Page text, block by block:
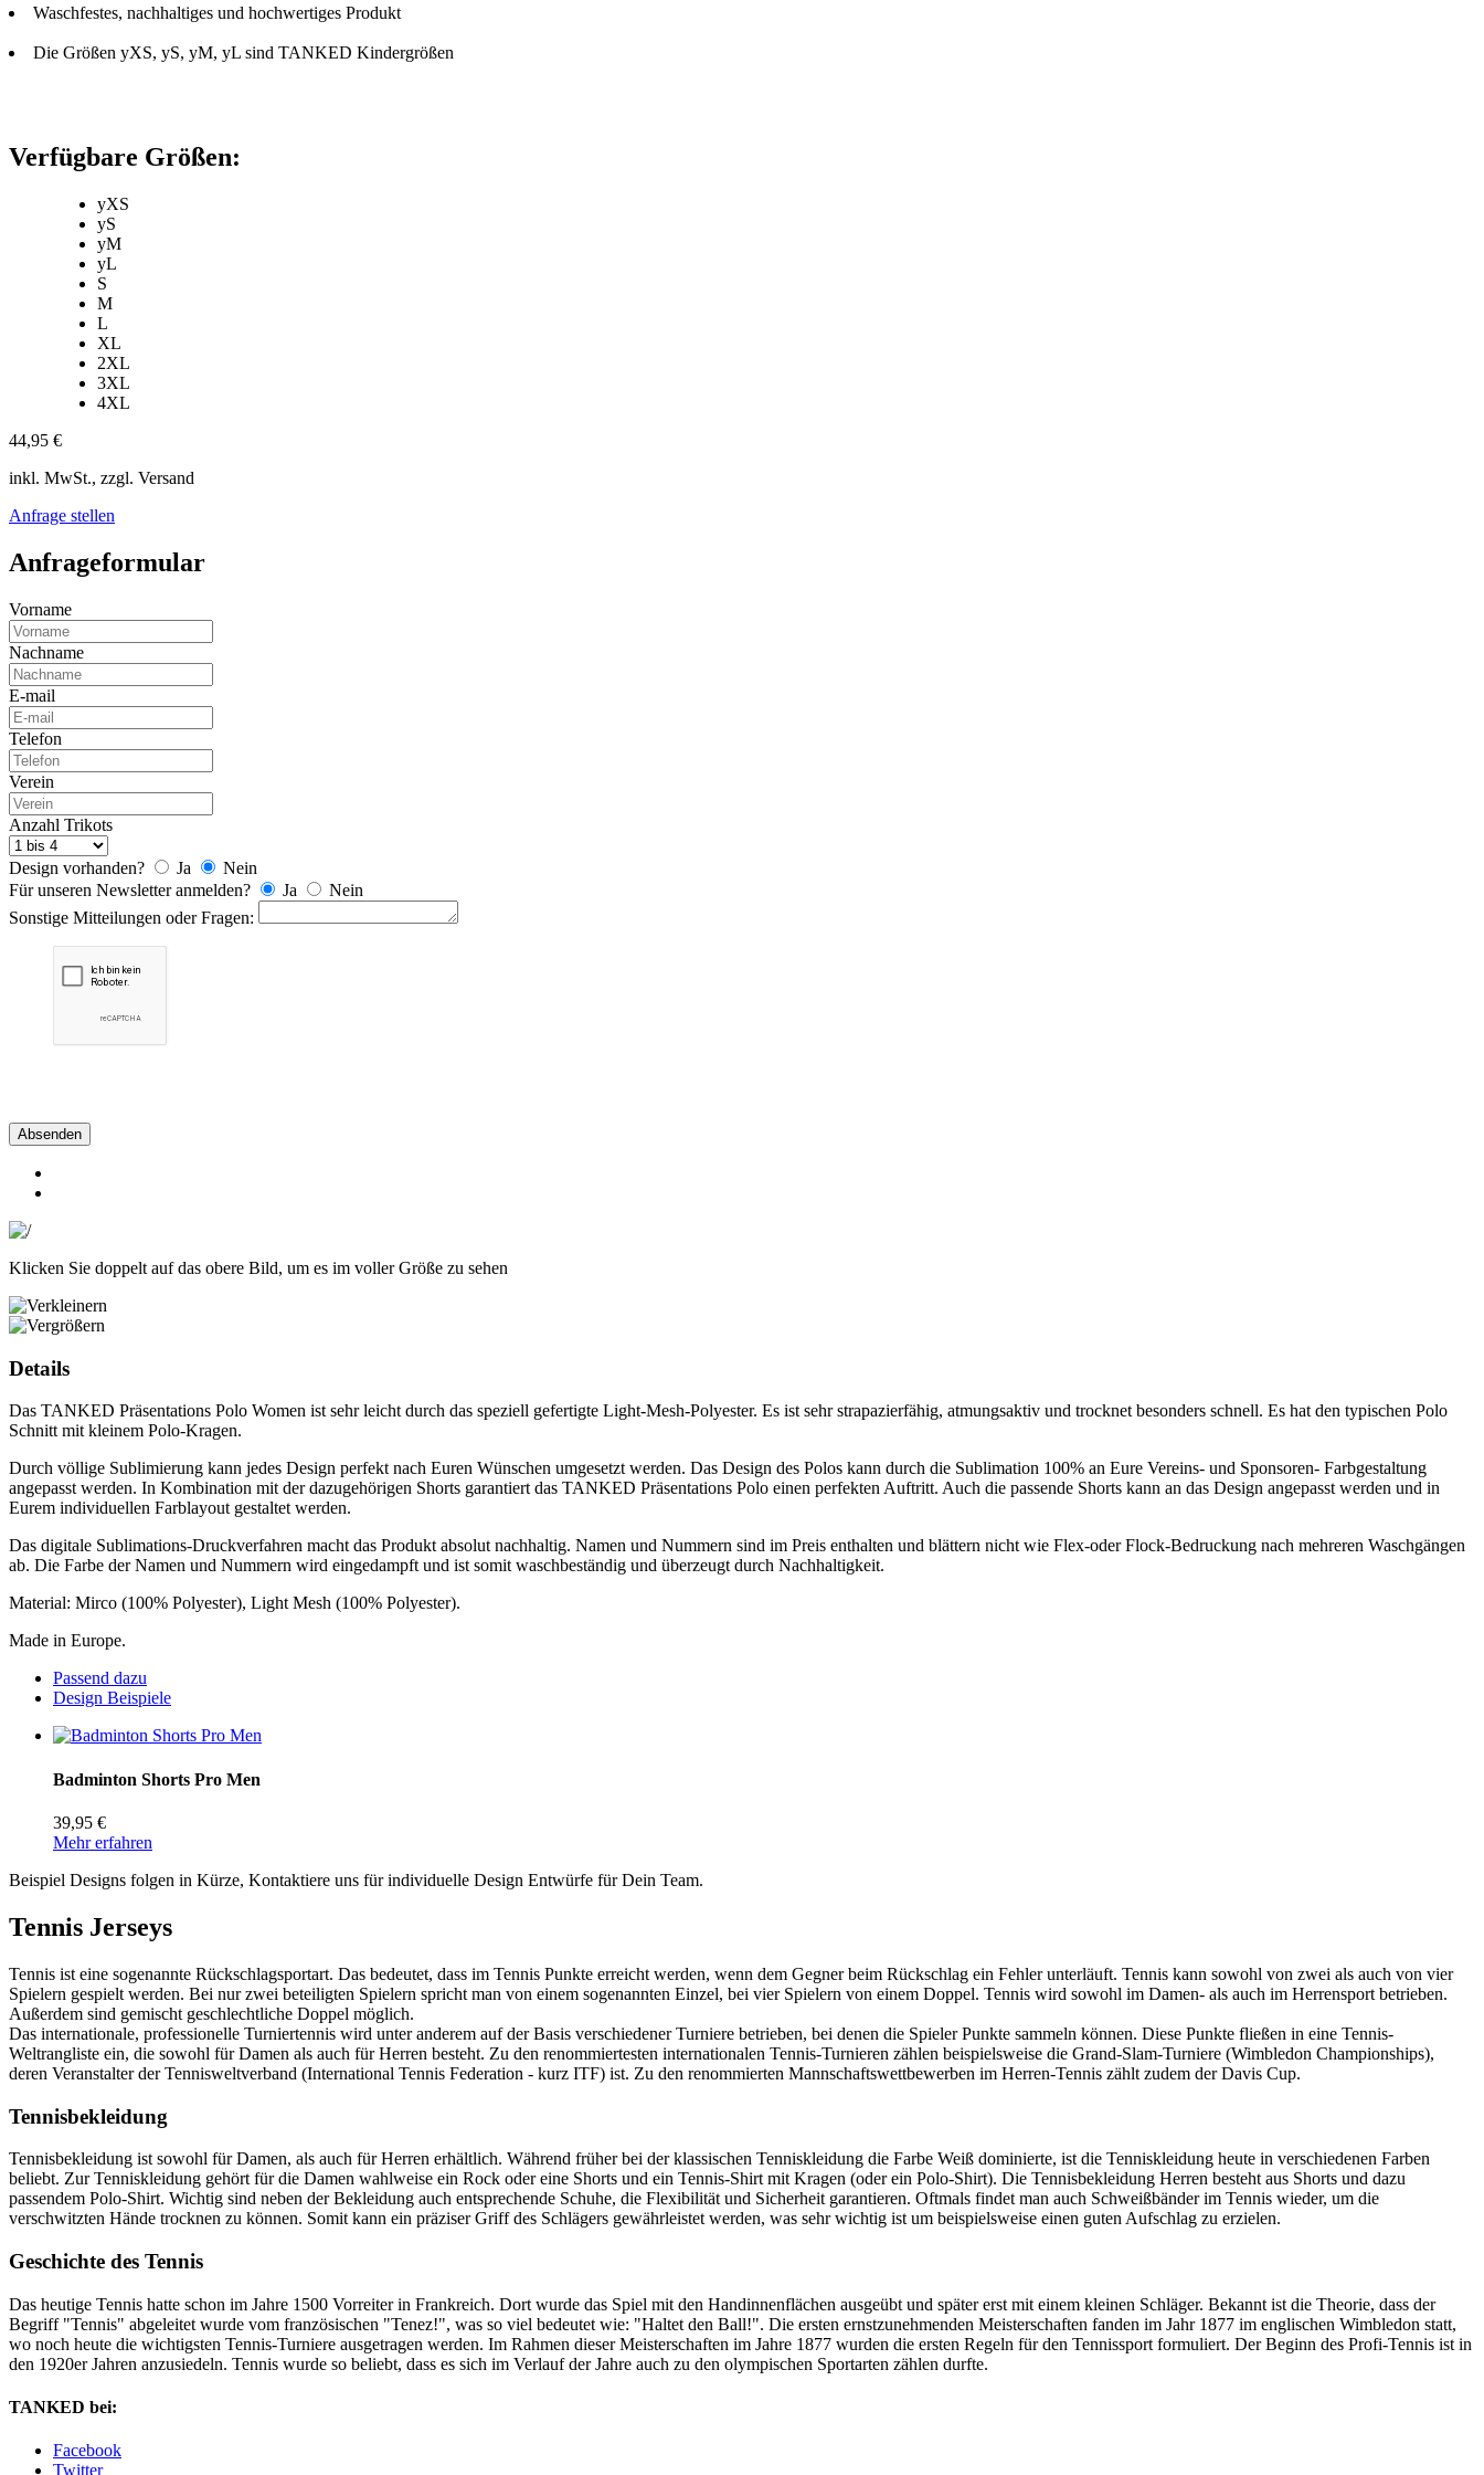
Waschfestes, nachhaltiges und hochwertiges Produkt
Die Größen yXS, yS, yM, yL sind TANKED Kindergrößen
Verfügbare Größen:
yXS
yS
yM
yL
S
M
L
XL
2XL
3XL
4XL
44,95 €
inkl. MwSt., zzgl. Versand
Anfrage stellen
Anfrageformular
Vorname
Nachname
E-mail
Telefon
Verein
Anzahl Trikots
Design vorhanden? Ja
Nein
Für unseren Newsletter anmelden?
Ja
Nein
Sonstige Mitteilungen oder Fragen:
Absenden
Klicken Sie doppelt auf das obere Bild, um es im voller Größe zu sehen
Details
Das TANKED Präsentations Polo Women ist sehr leicht durch das speziell gefertigte Light-Mesh-Polyester. Es ist sehr strapazierfähig, atmungsaktiv und trocknet besonders schnell. Es hat den typischen Polo
Schnitt mit kleinem Polo-Kragen.
Durch völlige Sublimierung kann jedes Design perfekt nach Euren Wünschen umgesetzt werden. Das Design des Polos kann durch die Sublimation 100% an Eure Vereins- und Sponsoren- Farbgestaltung
angepasst werden. In Kombination mit der dazugehörigen Shorts garantiert das TANKED Präsentations Polo einen perfekten Auftritt. Auch die passende Shorts kann an das Design angepasst werden und in
Eurem individuellen Farblayout gestaltet werden.
Das digitale Sublimations-Druckverfahren macht das Produkt absolut nachhaltig. Namen und Nummern sind im Preis enthalten und blättern nicht wie Flex-oder Flock-Bedruckung nach mehreren Waschgängen
ab. Die Farbe der Namen und Nummern wird eingedampft und ist somit waschbeständig und überzeugt durch Nachhaltigkeit.
Material: Mirco (100% Polyester), Light Mesh (100% Polyester).
Made in Europe.
Passend dazu
Design Beispiele
Badminton Shorts Pro Men
39,95 €
Mehr erfahren
Beispiel Designs folgen in Kürze, Kontaktiere uns für individuelle Design Entwürfe für Dein Team.
Tennis Jerseys
Tennis ist eine sogenannte Rückschlagsportart. Das bedeutet, dass im Tennis Punkte erreicht werden, wenn dem Gegner beim Rückschlag ein Fehler unterläuft. Tennis kann sowohl von zwei als auch von vier
Spielern gespielt werden. Bei nur zwei beteiligten Spielern spricht man von einem sogenannten Einzel, bei vier Spielern von einem Doppel. Tennis wird sowohl im Damen- als auch im Herrensport betrieben.
Außerdem sind gemischt geschlechtliche Doppel möglich.
Das internationale, professionelle Turniertennis wird unter anderem auf der Basis verschiedener Turniere betrieben, bei denen die Spieler Punkte sammeln können. Diese Punkte fließen in eine Tennis-
Weltrangliste ein, die sowohl für Damen als auch für Herren besteht. Zu den renommiertesten internationalen Tennis-Turnieren zählen beispielsweise die Grand-Slam-Turniere (Wimbledon Championships),
deren Veranstalter der Tennisweltverband (International Tennis Federation - kurz ITF) ist. Zu den renommierten Mannschaftswettbewerben im Herren-Tennis zählt zudem der Davis Cup.
Tennisbekleidung
Tennisbekleidung ist sowohl für Damen, als auch für Herren erhältlich. Während früher bei der klassischen Tenniskleidung die Farbe Weiß dominierte, ist die Tenniskleidung heute in verschiedenen Farben
beliebt. Zur Tenniskleidung gehört für die Damen wahlweise ein Rock oder eine Shorts und ein Tennis-Shirt mit Kragen (oder ein Polo-Shirt). Die Tennisbekleidung Herren besteht aus Shorts und dazu
passendem Polo-Shirt. Wichtig sind neben der Bekleidung auch entsprechende Schuhe, die Flexibilität und Sicherheit garantieren. Oftmals findet man auch Schweißbänder im Tennis wieder, um die
verschwitzten Hände trocknen zu können. Somit kann ein präziser Griff des Schlägers gewährleistet werden, was sehr wichtig ist um beispielsweise einen guten Aufschlag zu erzielen.
Geschichte des Tennis
Das heutige Tennis hatte schon im Jahre 1500 Vorreiter in Frankreich. Dort wurde das Spiel mit den Handinnenflächen ausgeübt und später erst mit einem kleinen Schläger. Bekannt ist die Theorie, dass der
Begriff "Tennis" abgeleitet wurde vom französischen "Tenez!", was so viel bedeutet wie: "Haltet den Ball!". Die ersten ernstzunehmenden Meisterschaften fanden im Jahr 1877 im englischen Wimbledon statt,
wo noch heute die wichtigsten Tennis-Turniere ausgetragen werden. Im Rahmen dieser Meisterschaften im Jahre 1877 wurden die ersten Regeln für den Tennissport formuliert. Der Beginn des Profi-Tennis ist in
den 1920er Jahren anzusiedeln. Tennis wurde so beliebt, dass es sich im Verlauf der Jahre auch zu den olympischen Sportarten zählen durfte.
TANKED bei:
Facebook
Twitter